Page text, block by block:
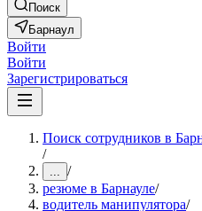
Поиск
Барнаул
Войти
Войти
Зарегистрироваться
Поиск сотрудников в
/
... /
резюме в Барнауле/
водитель манипулятора/